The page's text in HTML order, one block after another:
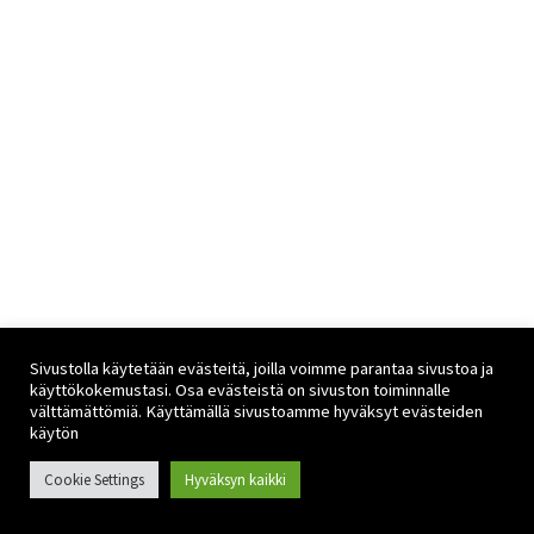
Sivustolla käytetään evästeitä, joilla voimme parantaa sivustoa ja
käyttökokemustasi. Osa evästeistä on sivuston toiminnalle
välttämättömiä. Käyttämällä sivustoamme hyväksyt evästeiden
käytön
Cookie Settings Hyväksyn kaikki